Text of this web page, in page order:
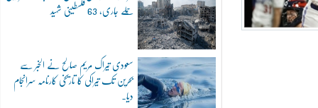
حملے جاری، 63 فلسطینی شہید
سعودی تیراک مریم صالح نے الخبر سے
بحرین تک تیراکی کا تاریخی کارنامہ سرانجام
دیا۔